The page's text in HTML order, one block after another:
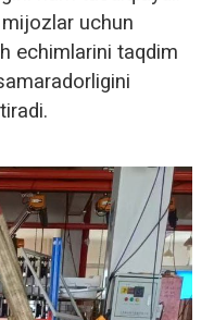
uchun
echimlarini taqdim